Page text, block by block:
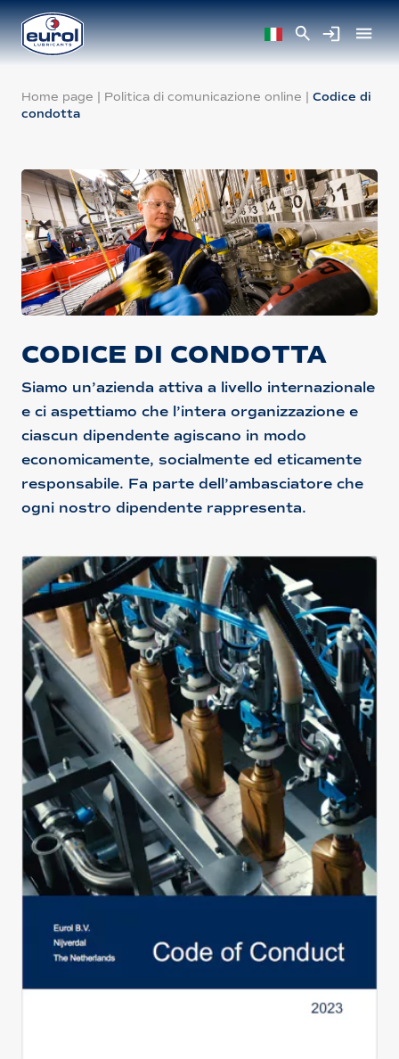
Home page | Politica di comunicazione online | Codice di
condotta
CODICE DI CONDOTTA
Siamo un’azienda attiva a livello internazionale
e ci aspettiamo che l’intera organizzazione e
ciascun dipendente agiscano in modo
economicamente, socialmente ed eticamente
responsabile. Fa parte dell’ambasciatore che
ogni nostro dipendente rappresenta.